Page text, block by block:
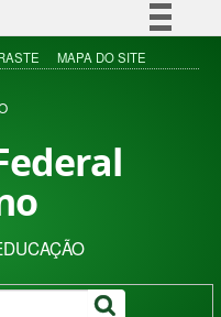
Simplifique!
Acesso à informação
MAPA DO SITE